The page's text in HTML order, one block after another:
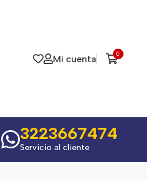
Mi cuenta 0
3223667474
Servicio al cliente